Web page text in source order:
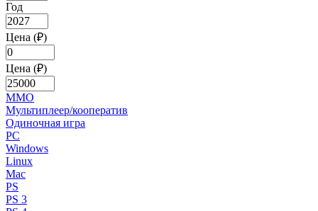
Год
Цена (₽)
Цена (₽)
MMO
Мультиплеер/кооператив
Одиночная игра
PC
Windows
Linux
Mac
PS
PS 3